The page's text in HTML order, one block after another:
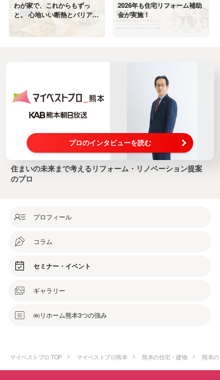
わが家で、これからもずっ
と。 心地いい断熱とバリアフ
リーのおはなし
2026年も住宅リフォーム補助
金が実施！
プロのインタビューを読む
住まいの未来まで考えるリフォーム・リノベーション提案
のプロ
プロフィール
コラム
セミナー・イベント
ギャラリー
㈱リホーム熊本3つの強み
マイベストプロ TOP マイベストプロ熊本 熊本の住宅・建物 熊本